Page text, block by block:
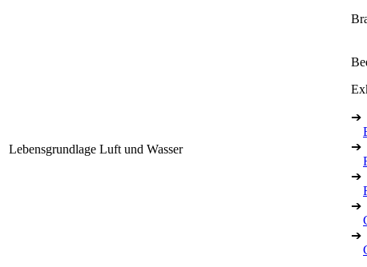
Lebensgrundlage Luft und Wasser
➔
➔
➔
➔
➔